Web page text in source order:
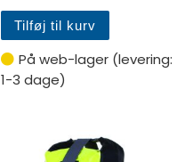
Tilføj til kurv
På web-lager (levering:
1-3 dage)